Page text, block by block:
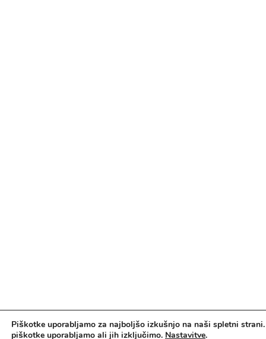
Piškotke uporabljamo za najboljšo izkušnjo na naši spletni
piškotke uporabljamo ali jih izključimo. Nastavitve.